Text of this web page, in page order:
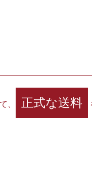
、 正式な送料